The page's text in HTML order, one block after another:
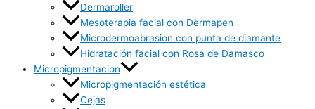
Dermaroller
Mesoterapia facial con Dermapen
Microdermoabrasión con punta de diamante
Hidratación facial con Rosa de Damasco
Micropigmentacion
Micropigmentación estética
Cejas